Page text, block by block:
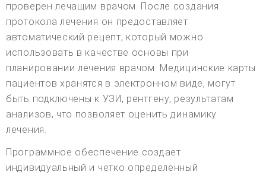
проверен лечащим врачом. После создания
протокола лечения он предоставляет
автоматический рецепт, который можно
использовать в качестве основы при
планировании лечения врачом. Медицинские карты
пациентов хранятся в электронном виде, могут
быть подключены к УЗИ, рентгену, результатам
анализов, что позволяет оценить динамику
лечения.
Программное обеспечение создает
индивидуальный и четко определенный